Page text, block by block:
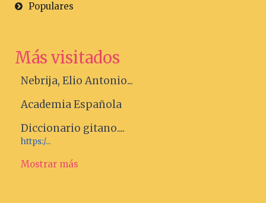
Populares
Más visitados
Nebrija, Elio Antonio...
Academia Española
Diccionario gitano....
https:/...
Mostrar más